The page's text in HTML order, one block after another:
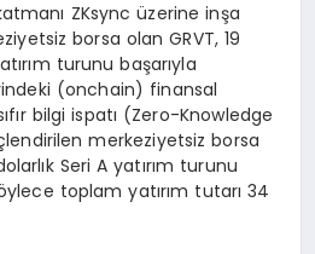
ZKsync üzerine inşa
borsa olan GRVT, 19
turunu başarıyla
(onchain) finansal
bilgi ispatı (Zero-Knowledge
merkeziyetsiz borsa
Seri A yatırım turunu
toplam yatırım tutarı 34